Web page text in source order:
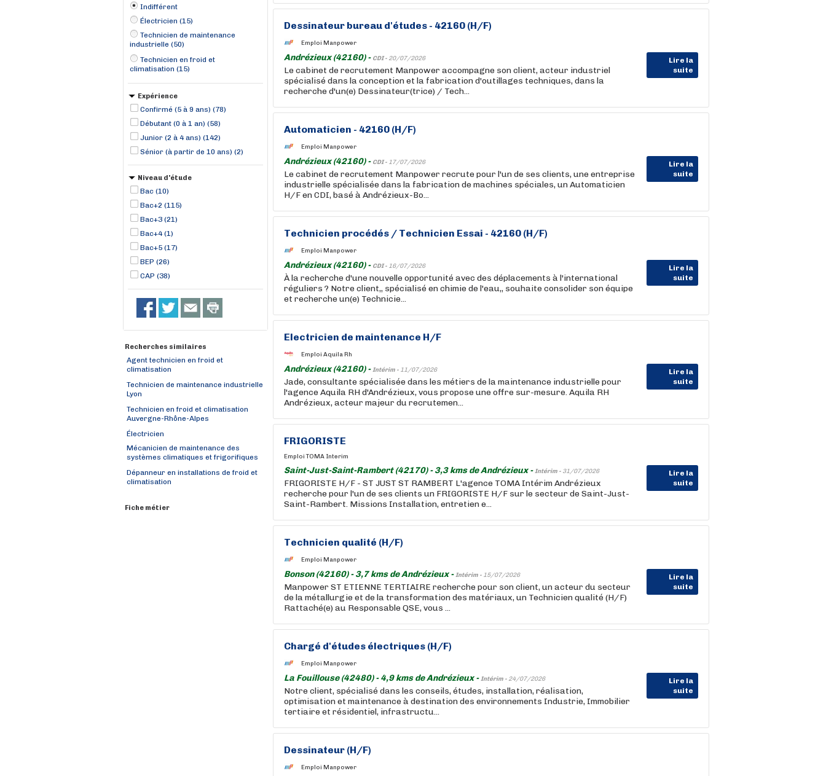
Indifférent
Électricien (15)
Technicien de maintenance
industrielle (50)
Technicien en froid et
climatisation (15)
Expérience
Confirmé (5 à 9 ans) (78)
Débutant (0 à 1 an) (58)
Junior (2 à 4 ans) (142)
Sénior (à partir de 10 ans) (2)
Niveau d'étude
Bac (10)
Bac+2 (115)
Bac+3 (21)
Bac+4 (1)
Bac+5 (17)
BEP (26)
CAP (38)
Recherches similaires
Agent technicien en froid et
climatisation
Technicien de maintenance industrielle
Lyon
Technicien en froid et climatisation
Auvergne-Rhône-Alpes
Électricien
Mécanicien de maintenance des
systèmes climatiques et frigorifiques
Dépanneur en installations de froid et
climatisation
Fiche métier
Dessinateur bureau d'études - 42160 (H/F)
Emploi Manpower
Andrézieux (42160) - CDI - 20/07/2026
Lire la
suite
Le cabinet de recrutement Manpower accompagne son client, acteur industriel
spécialisé dans la conception et la fabrication d'outillages techniques, dans la
recherche d'un(e) Dessinateur(trice) / Tech...
Automaticien - 42160 (H/F)
Emploi Manpower
Andrézieux (42160) - CDI - 17/07/2026
Lire la
suite
Le cabinet de recrutement Manpower recrute pour l'un de ses clients, une entreprise
industrielle spécialisée dans la fabrication de machines spéciales, un Automaticien
H/F en CDI, basé à Andrézieux-Bo...
Technicien procédés / Technicien Essai - 42160 (H/F)
Emploi Manpower
Andrézieux (42160) - CDI - 16/07/2026
Lire la
suite
À la recherche d'une nouvelle opportunité avec des déplacements à l'international
réguliers ? Notre client,, spécialisé en chimie de l'eau,, souhaite consolider son équipe
et recherche un(e) Technicie...
Electricien de maintenance H/F
Emploi Aquila Rh
Andrézieux (42160) -Intérim - 11/07/2026
Lire la
suite
Jade, consultante spécialisée dans les métiers de la maintenance industrielle pour
l'agence Aquila RH d'Andrézieux, vous propose une offre sur-mesure. Aquila RH
Andrézieux, acteur majeur du recrutemen...
FRIGORISTE
Emploi TOMA Interim
Saint-Just-Saint-Rambert (42170) - 3,3 kms de Andrézieux -Intérim - 31/07/2026
Lire la
suite
FRIGORISTE H/F - ST JUST ST RAMBERT L'agence TOMA Intérim Andrézieux
recherche pour l'un de ses clients un FRIGORISTE H/F sur le secteur de Saint-Just-
Saint-Rambert. Missions Installation, entretien e...
Technicien qualité (H/F)
Emploi Manpower
Bonson (42160) - 3,7 kms de Andrézieux -Intérim - 15/07/2026
Lire la
suite
Manpower ST ETIENNE TERTIAIRE recherche pour son client, un acteur du secteur
de la métallurgie et de la transformation des matériaux, un Technicien qualité (H/F)
Rattaché(e) au Responsable QSE, vous ...
Chargé d'études électriques (H/F)
Emploi Manpower
La Fouillouse (42480) - 4,9 kms de Andrézieux -Intérim - 24/07/2026
Lire la
suite
Notre client, spécialisé dans les conseils, études, installation, réalisation,
optimisation et maintenance à destination des environnements Industrie, Immobilier
tertiaire et résidentiel, infrastructu...
Dessinateur (H/F)
Emploi Manpower